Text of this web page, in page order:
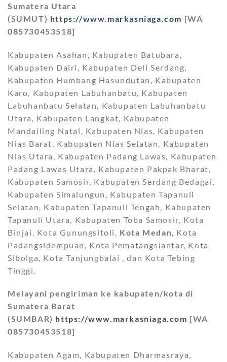
Sumatera Utara
(SUMUT) https://www.markasniaga.com [WA
085730453518]
Kabupaten Asahan, Kabupaten Batubara,
Kabupaten Dairi, Kabupaten Deli Serdang,
Kabupaten Humbang Hasundutan, Kabupaten
Karo, Kabupaten Labuhanbatu, Kabupaten
Labuhanbatu Selatan, Kabupaten Labuhanbatu
Utara, Kabupaten Langkat, Kabupaten
Mandailing Natal, Kabupaten Nias, Kabupaten
Nias Barat, Kabupaten Nias Selatan, Kabupaten
Nias Utara, Kabupaten Padang Lawas, Kabupaten
Padang Lawas Utara, Kabupaten Pakpak Bharat,
Kabupaten Samosir, Kabupaten Serdang Bedagai,
Kabupaten Simalungun, Kabupaten Tapanuli
Selatan, Kabupaten Tapanuli Tengah, Kabupaten
Tapanuli Utara, Kabupaten Toba Samosir, Kota
Binjai, Kota Gunungsitoli, Kota Medan , Kota
Padangsidempuan, Kota Pematangsiantar, Kota
Sibolga, Kota Tanjungbalai , dan Kota Tebing
Tinggi.
Melayani pengiriman ke kabupaten/kota di
Sumatera Barat
(SUMBAR) https://www.markasniaga.com [WA
085730453518]
Kabupaten Agam, Kabupaten Dharmasraya,